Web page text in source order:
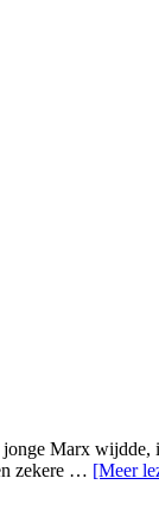
Marx
zekere … [Meer